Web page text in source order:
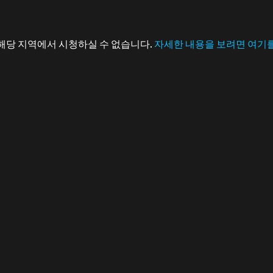
당 지역에서 시청하실 수 없습니다. 자세한 내용을 보려면 여기